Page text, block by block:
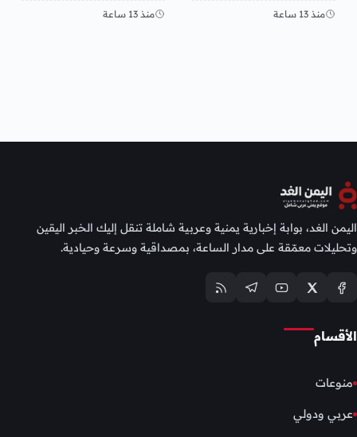
مباشر
منذ 13 ساعة
وعدن
منذ 13 ساعة
اليمن الغد، بوابة إخبارية يمنية وعربية شاملة تنقل إليك الخبر اليقين
وتحليلات معمّقة على مدار الساعة، بمصداقية وسرعة وحيادية.
الأقسام
منوعات
عربي ودولي